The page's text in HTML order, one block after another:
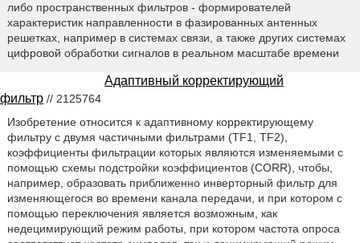
либо пространственных фильтров - формирователей
характеристик направленности в фазированных антенных
решетках, например в системах связи, а также других системах
цифровой обработки сигналов в реальном масштабе времени
Адаптивный корректирующий
фильтр // 2125764
Изобретение относится к адаптивному корректирующему
фильтру с двумя частичными фильтрами (TF1, ТF2),
коэффициенты фильтрации которых являются изменяемыми с
помощью схемы подстройки коэффициентов (CORR), чтобы,
например, образовать приближенно инверторный фильтр для
изменяющегося во времени канала передачи, и при котором с
помощью переключения является возможным, как
недецимирующий режим работы, при котором частота опроса